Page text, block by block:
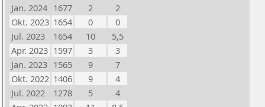
Jan. 2024 1677 2
2
Okt. 2023 1654 0
0
Jul. 2023
1654 10
5,5
Apr. 2023 1597 3
3
Jan. 2023 1565 9
7
Okt. 2022 1406 9
4
Jul. 2022
1278 5
4